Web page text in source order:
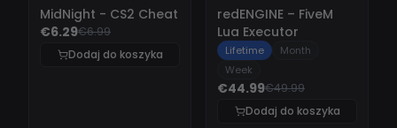
- 10%
MidNight - CS2 Cheat
€6.29€6.99
Dodaj do koszyka
10%
redENGINE – FiveM
Lua Executor
Lifetime
Month
Week
€44.99€49.99
Dodaj do koszyka